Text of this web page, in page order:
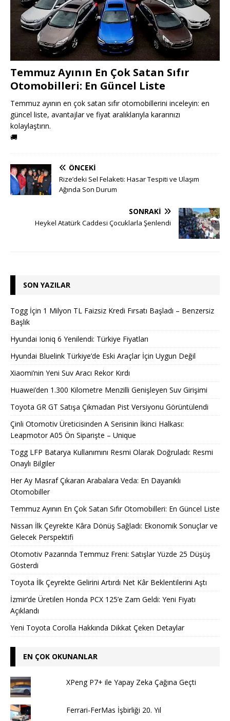
Temmuz Ayının En Çok Satan Sıfır
Otomobilleri: En Güncel Liste
Temmuz ayının en çok satan sıfır otomobillerini inceleyin: en
güncel liste, avantajlar ve fiyat aralıklarıyla kararınızı
kolaylaştırın.
🚚
ÖNCEKI
Rize’deki Sel Felaketi: Hasar Tespiti ve Ulaşım
Ağında Son Durum
SONRAKI
Heykel Atatürk Caddesi Çocuklarla Şenlendi
SON YAZILAR
Togg İçin 1 Milyon TL Faizsiz Kredi Fırsatı Başladı – Benzersiz
Başlık
Hyundai Ioniq 6 Yenilendi: Türkiye Fiyatları
Hyundai Bluelink Türkiye’de Eski Araçlar İçin Uygun Değil
Xiaomi’nin Yeni Suv Aracı Rekor Kırdı
Huawei’den 1.300 Kilometre Menzilli Genişleyen Suv Girişimi
Toyota GR GT Satışa Çıkmadan Pist Versiyonu Görüntülendi
Çinli Otomotiv Üreticisinden A Serisinin İkinci Halkası:
Leapmotor A05 Ön Siparişte – Unique
Togg LFP Batarya Kullanımını Resmi Olarak Doğruladı: Resmi
Onaylı Bilgiler
Her Ay Masraf Çıkaran Arabalara Veda: En Dayanıklı
Otomobiller
Temmuz Ayının En Çok Satan Sıfır Otomobilleri: En Güncel Liste
Nissan İlk Çeyrekte Kâra Dönüş Sağladı: Ekonomik Sonuçlar ve
Gelecek Perspektifi
Otomotiv Pazarında Temmuz Freni: Satışlar Yüzde 25 Düşüş
Gösterdi
Toyota İlk Çeyrekte Gelirini Artırdı Net Kâr Beklentilerini Aştı
İzmir’de Üretilen Honda PCX 125’e Zam Geldi: Yeni Fiyatı
Açıklandı
Yeni Toyota Corolla Hakkında Dikkat Çeken Detaylar
EN ÇOK OKUNANLAR
XPeng P7+ ile Yapay Zeka Çağına Geçti
Ferrari-FerMas İşbirliği 20. Yıl